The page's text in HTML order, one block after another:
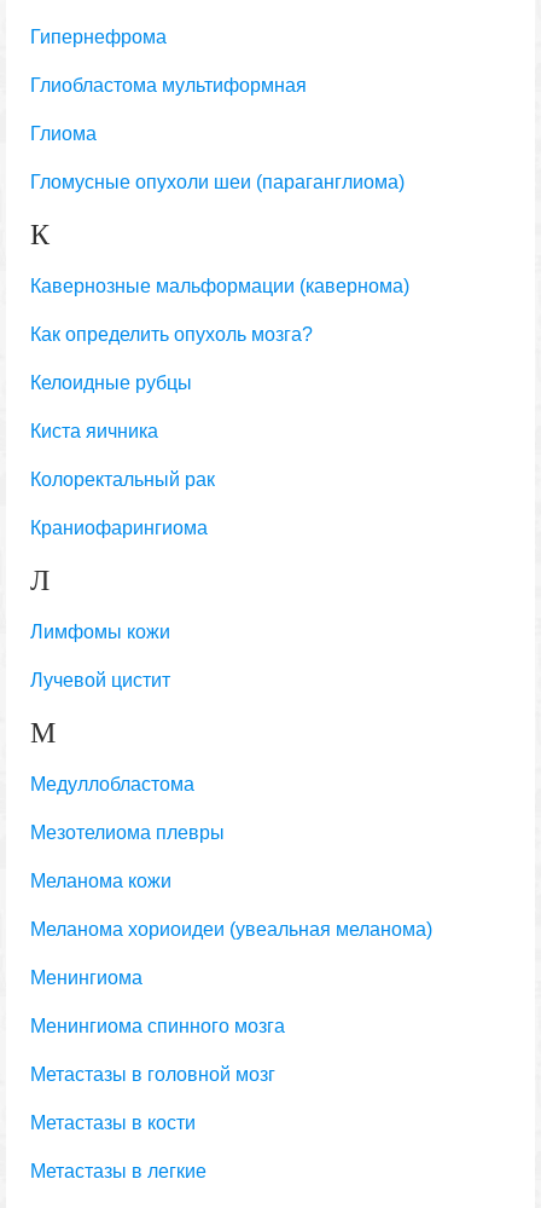
Гипернефрома
Глиобластома мультиформная
Глиома
Гломусные опухоли шеи (параганглиома)
К
Кавернозные мальформации (кавернома)
Как определить опухоль мозга?
Келоидные рубцы
Киста яичника
Колоректальный рак
Краниофарингиома
Л
Лимфомы кожи
Лучевой цистит
М
Медуллобластома
Мезотелиома плевры
Меланома кожи
Меланома хориоидеи (увеальная меланома)
Менингиома
Менингиома спинного мозга
Метастазы в головной мозг
Метастазы в кости
Метастазы в легкие